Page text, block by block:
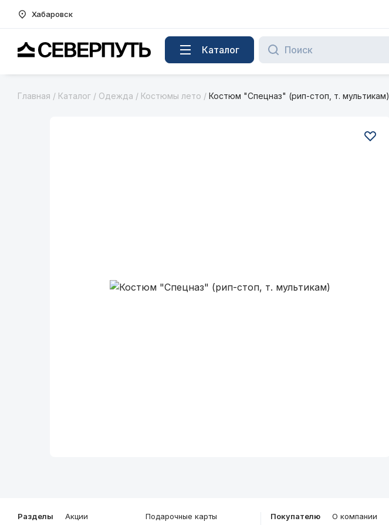
Хабаровск
Вернуться на главную страницу Каталог
Главная / Каталог / Одежда / Костюмы лето / Костюм "Спецназ" (рип-стоп, т. мультикам)
Разделы Акции Подарочные карты Покупателю О компании